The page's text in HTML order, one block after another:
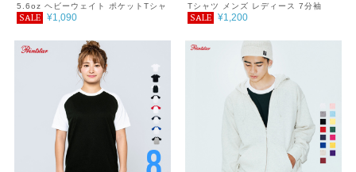
5.6oz ヘビーウェイト ポケットTシャ
ツ
SALE ¥1,090
Tシャツ メンズ レディース 7分袖
5.6oz ヘビーウェイトベースボールT
SALE ¥1,200